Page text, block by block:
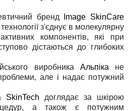
бренд
Image SkinCare
з'єднує в молекулярну
компонентів, які при
дістаються до глибоких
виробника Альпікане
але і надає потужний
SkinTech доглядає за шкірою
а також є потужним